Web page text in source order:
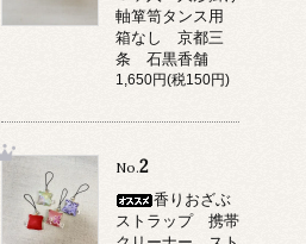
軸箪笥タンス用
箱なし 京都三
条 石黒香舗
1,650円(税150円)
No.2
香りおざぶ
ストラップ 携帯